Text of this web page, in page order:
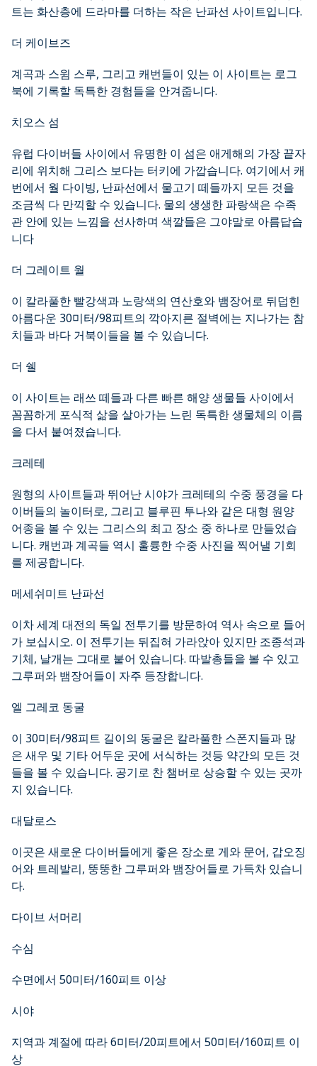
트는 화산층에 드라마를 더하는 작은 난파선 사이트입니다.
더 케이브즈
계곡과 스윔 스루, 그리고 캐번들이 있는 이 사이트는 로그
북에 기록할 독특한 경험들을 안겨줍니다.
치오스 섬
유럽 다이버들 사이에서 유명한 이 섬은 애게해의 가장 끝자
리에 위치해 그리스 보다는 터키에 가깝습니다. 여기에서 캐
번에서 월 다이빙, 난파선에서 물고기 떼들까지 모든 것을
조금씩 다 만끽할 수 있습니다. 물의 생생한 파랑색은 수족
관 안에 있는 느낌을 선사하며 색깔들은 그야말로 아름답습
니다
더 그레이트 월
이 칼라풀한 빨강색과 노랑색의 연산호와 뱀장어로 뒤덥힌
아름다운 30미터/98피트의 깍아지른 절벽에는 지나가는 참
치들과 바다 거북이들을 볼 수 있습니다.
더 쉘
이 사이트는 래쓰 떼들과 다른 빠른 해양 생물들 사이에서
꼼꼼하게 포식적 삶을 살아가는 느린 독특한 생물체의 이름
을 다서 붙여졌습니다.
크레테
원형의 사이트들과 뛰어난 시야가 크레테의 수중 풍경을 다
이버들의 놀이터로, 그리고 블루핀 투나와 같은 대형 원양
어종을 볼 수 있는 그리스의 최고 장소 중 하나로 만들었습
니다. 캐번과 계곡들 역시 훌륭한 수중 사진을 찍어낼 기회
를 제공합니다.
메세쉬미트 난파선
이차 세계 대전의 독일 전투기를 방문하여 역사 속으로 들어
가 보십시오. 이 전투기는 뒤집혀 가라앉아 있지만 조종석과
기체, 날개는 그대로 붙어 있습니다. 따발총들을 볼 수 있고
그루퍼와 뱀장어들이 자주 등장합니다.
엘 그레코 동굴
이 30미터/98피트 길이의 동굴은 칼라풀한 스폰지들과 많
은 새우 및 기타 어두운 곳에 서식하는 것등 약간의 모든 것
들을 볼 수 있습니다. 공기로 찬 챔버로 상승할 수 있는 곳까
지 있습니다.
대달로스
이곳은 새로운 다이버들에게 좋은 장소로 게와 문어, 갑오징
어와 트레발리, 뚱뚱한 그루퍼와 뱀장어들로 가득차 있습니
다.
다이브 서머리
수심
수면에서 50미터/160피트 이상
시야
지역과 계절에 따라 6미터/20피트에서 50미터/160피트 이
상